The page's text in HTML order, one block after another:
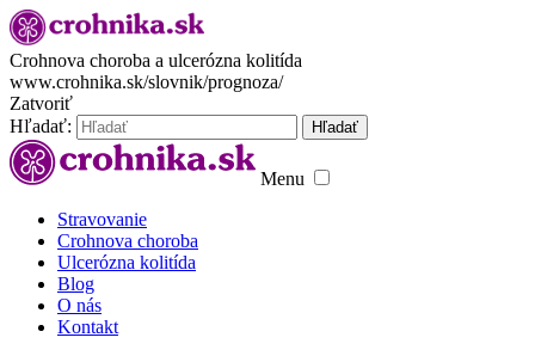
Crohnova choroba a ulcerózna kolitída
www.crohnika.sk/slovnik/prognoza/
Zatvoriť
Hľadať:
Hľadať
Menu
Stravovanie
Crohnova choroba
Ulcerózna kolitída
Blog
O nás
Kontakt